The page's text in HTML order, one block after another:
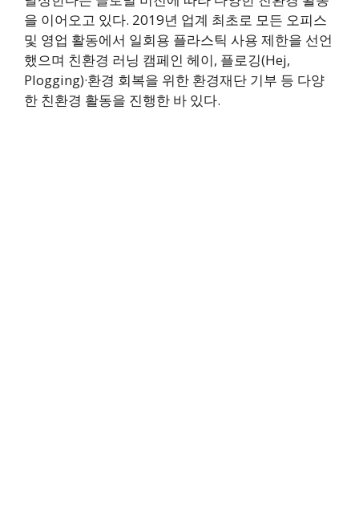
을 이어오고 있다. 2019년 업계 최초로 모든 오피스
및 영업 활동에서 일회용 플라스틱 사용 제한을 선언
했으며 친환경 러닝 캠페인 헤이, 플로깅(Hej,
Plogging)·환경 회복을 위한 환경재단 기부 등 다양
한 친환경 활동을 진행한 바 있다.